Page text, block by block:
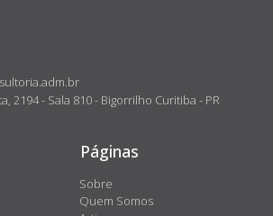
2194 - Sala 810 - Bigorrilho Curitiba - PR
Páginas
Sobre
Quem Somos